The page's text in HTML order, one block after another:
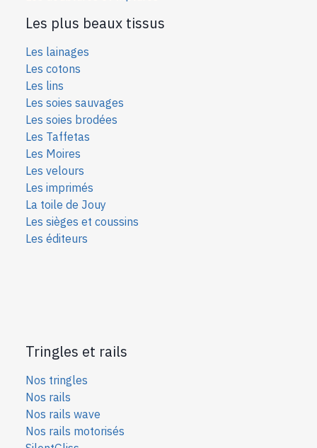
Les plus beaux tissus
Les lainages
Les cotons
Les lins
Les soies sauvages
Les soies brodées
Les Taffetas
Les Moires
Les velours
Les imprimés
La toile de Jouy
Les sièges et coussins
Les éditeurs
Tringles et rails
Nos tringles
Nos rails
Nos rails wave
Nos rails motorisés